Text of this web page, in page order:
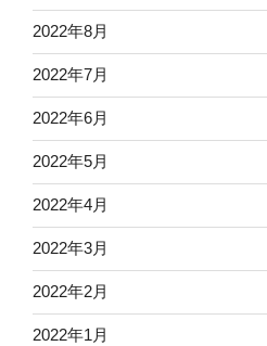
2022年8月
2022年7月
2022年6月
2022年5月
2022年4月
2022年3月
2022年2月
2022年1月